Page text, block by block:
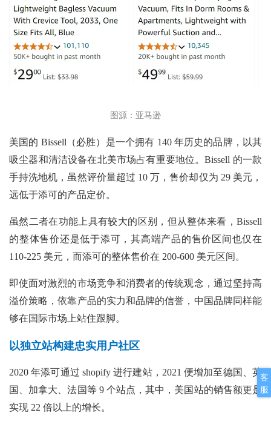
客
服
图源：亚马逊
美国的 Bissell（必胜）是一个拥有 140 年历史的品牌，以其
吸尘器和清洁设备在北美市场占有重要地位。Bissell 的一款
手持洗地机，虽然评价量超过 10 万，售价却仅为 29 美元，
远低于添可的产品定价。
虽然二者在功能上具有较大的区别，但从整体来看，Bissell
的整体售价还是低于添可，其高端产品的售价区间也仅在
110-225 美元，而添可的整体售价在 200-600 美元区间。
即使面对激烈的市场竞争和消费者的传统观念，通过坚持高
溢价策略，依靠产品的实力和品牌的信誉，中国品牌同样能
够在国际市场上站住跟脚。
以独立站构建忠实用户社区
2020 年添可通过 shopify 进行建站，2021 便增加至德国、英
国、加拿大、法国等 9 个站点，其中，美国站的销售额更是
实现 22 倍以上的增长。